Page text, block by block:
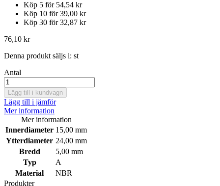
Köp 5 för 54,54 kr
Köp 10 för39,00 kr
Köp 30 för32,87 kr
76,10 kr
Denna produkt säljs i: st
Antal
Lägg till i kundvagn
Lägg till i jämför
Mer information
Mer information
Innerdiameter 15,00 mm
Ytterdiameter 24,00 mm
Bredd
5,00 mm
Typ
A
Material
NBR
Produkter